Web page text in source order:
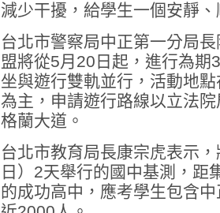
減少干擾，給學生一個安靜
台北市警察局中正第一分局
盟將從5月20日起，進行為
坐與遊行雙軌並行，活動地
為主，申請遊行路線以立法
格蘭大道。
台北市教育局長康宗虎表示
日）2天舉行的國中基測，距
的成功高中，應考學生包含